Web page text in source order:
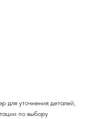
для уточнения деталей,
по выбору